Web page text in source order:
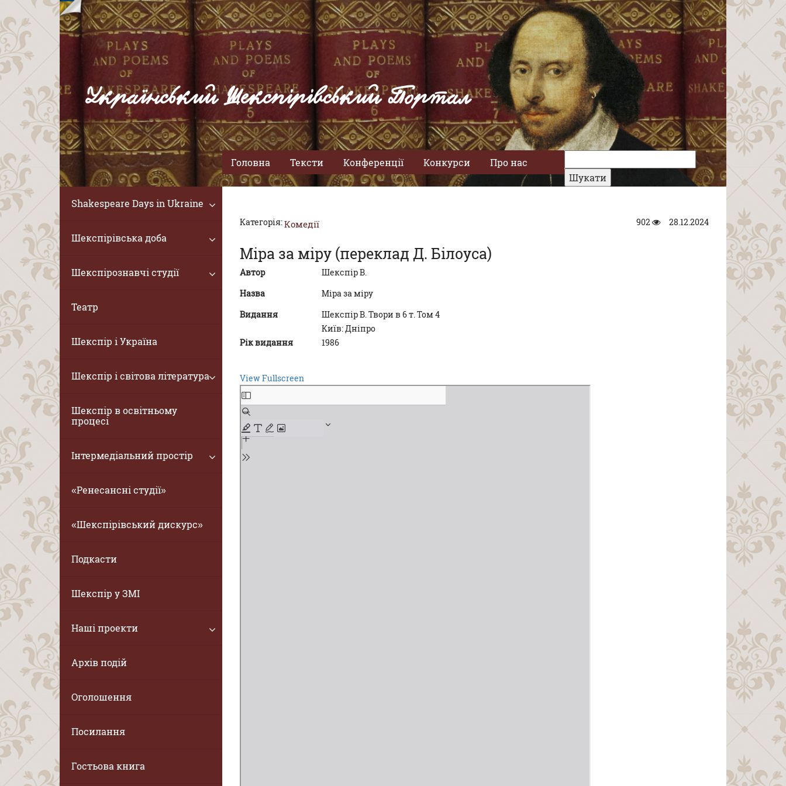
Український Шекспірівський Портал
Головна Тексти Конференції Конкурси Про нас
Shakespeare Days in Ukraine
Шекспірівська доба
Шекспірознавчі студії
Театр
Шекспір і Україна
Шекспір і світова література
Шекспір в освітньому
процесі
Інтермедіальний простір
«Ренесансні студії»
«Шекспірівський дискурс»
Подкасти
Шекспір у ЗМІ
Наші проекти
Архів подій
Оголошення
Посилання
Гостьова книга
Категорія:Комедії 28.12.2024
902
Міра за міру (переклад Д. Білоуса)
Автор
Шекспір В.
Назва
Міра за міру
Видання
Шекспір В. Твори в 6 т. Том 4
Київ: Дніпро
Рік видання
1986
View Fullscreen